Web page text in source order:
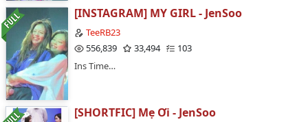
[INSTAGRAM] MY GIRL - JenSoo
TeeRB23
556,839
33,494
103
Ins Time…
[SHORTFIC] Mẹ Ơi - JenSoo